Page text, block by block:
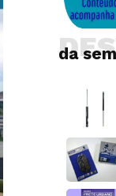
da